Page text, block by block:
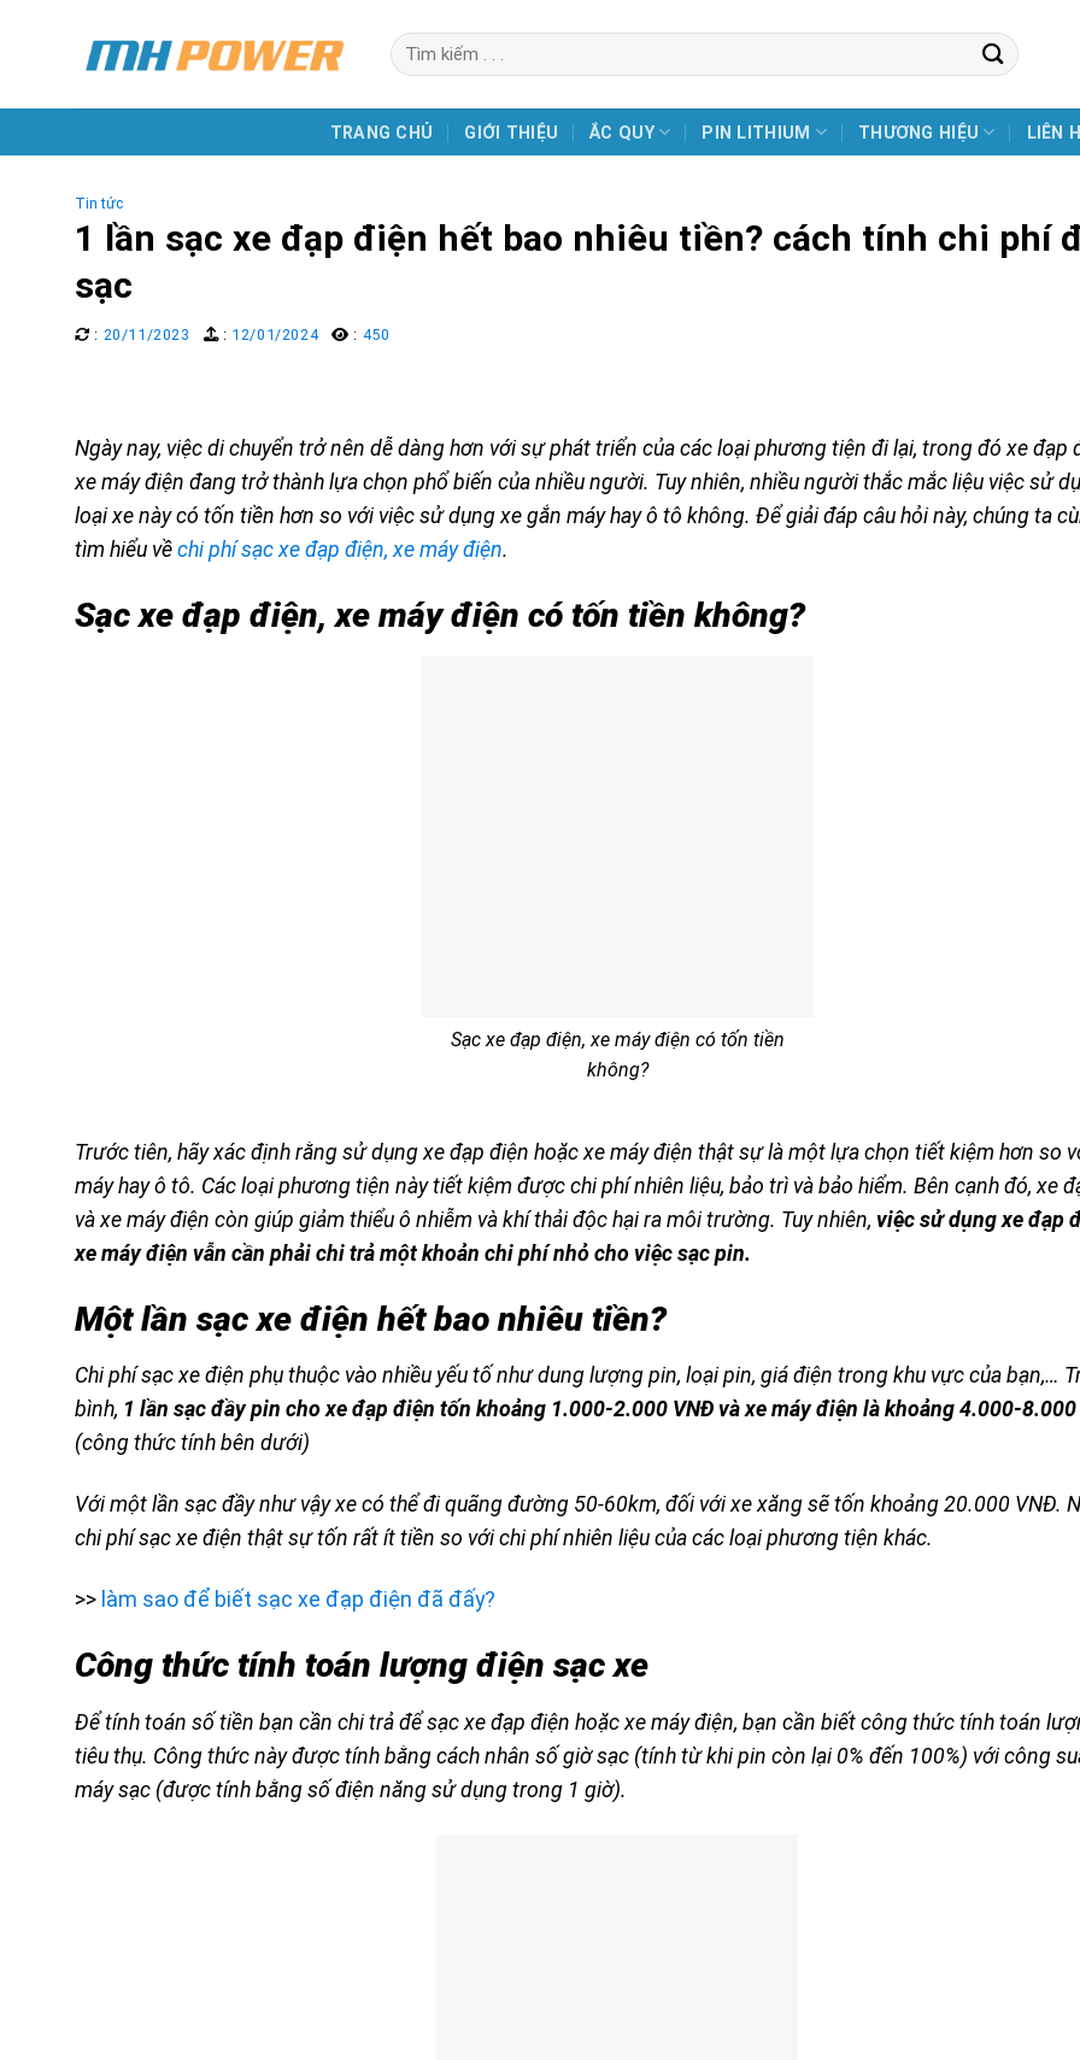
Search
for:
TRANG CHỦ GIỚI THIỆU ẮC QUY PIN LITHIUM THƯƠNG HIỆU LIÊN
Tin tức
1 lần sạc xe đạp điện hết bao nhiêu tiền? cách tính chi phí
sạc
: 20/11/2023 : 12/01/2024 : 450
Ngày nay, việc di chuyển trở nên dễ dàng hơn với sự phát triển của các loại phương tiện đi lại, trong đó xe đạp
xe máy điện đang trở thành lựa chọn phổ biến của nhiều người. Tuy nhiên, nhiều người thắc mắc liệu việc sử
loại xe này có tốn tiền hơn so với việc sử dụng xe gắn máy hay ô tô không. Để giải đáp câu hỏi này, chúng ta
tìm hiểu về chi phí sạc xe đạp điện, xe máy điện.
Sạc xe đạp điện, xe máy điện có tốn tiền không?
Sạc xe đạp điện, xe máy điện có tốn tiền
không?
Trước tiên, hãy xác định rằng sử dụng xe đạp điện hoặc xe máy điện thật sự là một lựa chọn tiết kiệm hơn so
máy hay ô tô. Các loại phương tiện này tiết kiệm được chi phí nhiên liệu, bảo trì và bảo hiểm. Bên cạnh đó, xe
và xe máy điện còn giúp giảm thiểu ô nhiễm và khí thải độc hại ra môi trường. Tuy nhiên, việc sử dụng xe đạp
xe máy điện vẫn cần phải chi trả một khoản chi phí nhỏ cho việc sạc pin.
Một lần sạc xe điện hết bao nhiêu tiền?
Chi phí sạc xe điện phụ thuộc vào nhiều yếu tố như dung lượng pin, loại pin, giá điện trong khu vực của bạn,…
bình, 1 lần sạc đầy pin cho xe đạp điện tốn khoảng 1.000-2.000 VNĐ và xe máy điện là khoảng 4.000-
(công thức tính bên dưới)
Với một lần sạc đầy như vậy xe có thể đi quãng đường 50-60km, đối với xe xăng sẽ tốn khoảng 20.000 VNĐ.
chi phí sạc xe điện thật sự tốn rất ít tiền so với chi phí nhiên liệu của các loại phương tiện khác.
>> làm sao để biết sạc xe đạp điện đã đấy?
Công thức tính toán lượng điện sạc xe
Để tính toán số tiền bạn cần chi trả để sạc xe đạp điện hoặc xe máy điện, bạn cần biết công thức tính toán
tiêu thụ. Công thức này được tính bằng cách nhân số giờ sạc (tính từ khi pin còn lại 0% đến 100%) với công
máy sạc (được tính bằng số điện năng sử dụng trong 1 giờ).